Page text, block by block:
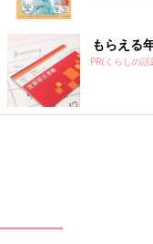
もらえる
PR(くらしの話